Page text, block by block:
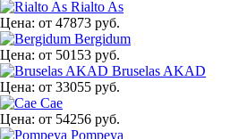
Rialto As
Цена: от 47873 руб.
Bergidum
Цена: от 50153 руб.
Bruselas AKAD
Цена: от 33055 руб.
Cae
Цена: от 54256 руб.
Pompeya